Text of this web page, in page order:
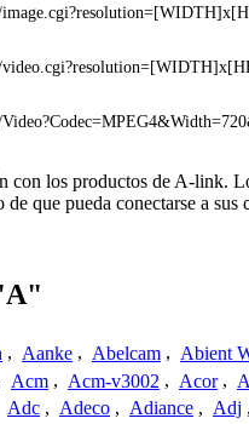
los productos de A-link.
que pueda conectarse a
, Aanke , Abelcam , Abient
Acm , Acm-v3002 , Acor ,
Adc , Adeco , Adiance , Adj ,